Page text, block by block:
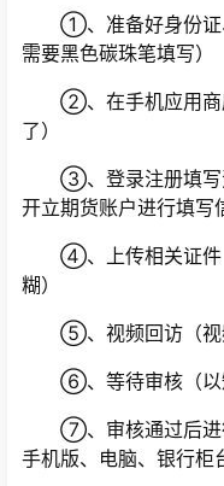
①、准备好身份证、
需要黑色碳珠笔填写）
②、在手机应用商店
了）
③、登录注册填写资
开立期货账户进行填写
④、上传相关证件（
糊）
⑤、视频回访（视频
⑥、等待审核（以短
⑦、审核通过后进行
手机版、电脑、银行柜